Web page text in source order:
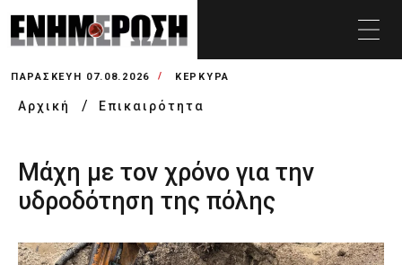
ΠΑΡΑΣΚΕΥΉ 07.08.2026 ΚΕΡΚΥΡΑ
Αρχική Επικαιρότητα
Μάχη με τον χρόνο για την
υδροδότηση της πόλης